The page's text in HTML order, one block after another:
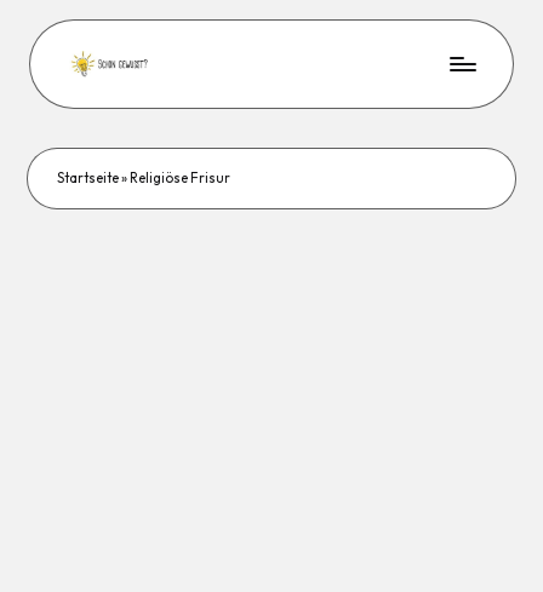
Startseite» Religiöse Frisur